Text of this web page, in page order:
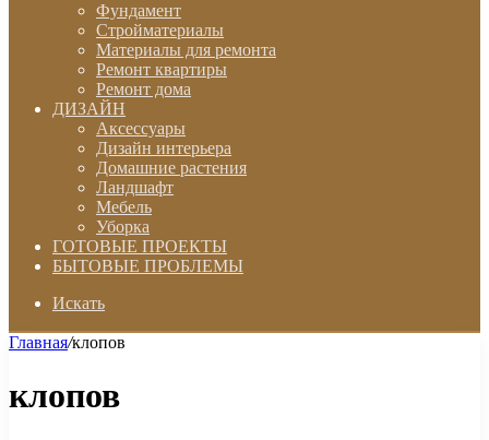
Фундамент
Стройматериалы
Материалы для ремонта
Ремонт квартиры
Ремонт дома
ДИЗАЙН
Аксессуары
Дизайн интерьера
Домашние растения
Ландшафт
Мебель
Уборка
ГОТОВЫЕ ПРОЕКТЫ
БЫТОВЫЕ ПРОБЛЕМЫ
Искать
Главная/клопов
клопов